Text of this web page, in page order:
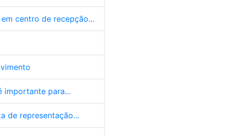
centro de recepção...
importante para...
de representação...